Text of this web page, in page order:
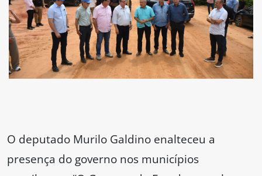
O deputado Murilo Galdino enalteceu a
presença do governo nos municípios